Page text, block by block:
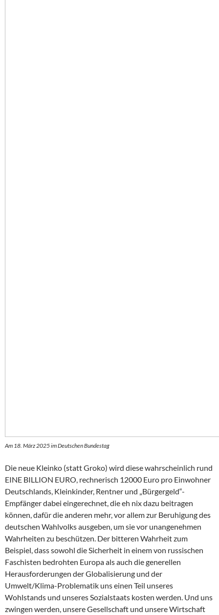
Am 18. März 2025 im Deutschen Bundestag
Die neue Kleinko (statt Groko) wird diese wahrscheinlich rund
EINE BILLION EURO, rechnerisch 12000 Euro pro Einwohner
Deutschlands, Kleinkinder, Rentner und „Bürgergeld“-
Empfänger dabei eingerechnet, die eh nix dazu beitragen
können, dafür die anderen mehr, vor allem zur Beruhigung des
deutschen Wahlvolks ausgeben, um sie vor unangenehmen
Wahrheiten zu beschützen. Der bitteren Wahrheit zum
Beispiel, dass sowohl die Sicherheit in einem von russischen
Faschisten bedrohten Europa als auch die generellen
Herausforderungen der Globalisierung und der
Umwelt/Klima-Problematik uns einen Teil unseres
Wohlstands und unseres Sozialstaats kosten werden. Und uns
zwingen werden, unsere Gesellschaft und unsere Wirtschaft